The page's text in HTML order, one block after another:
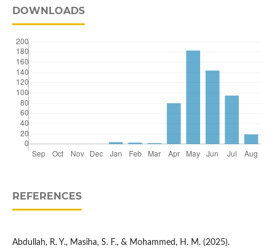
DOWNLOADS
REFERENCES
Abdullah, R. Y., Masiha, S. F., & Mohammed, H. M. (2025).